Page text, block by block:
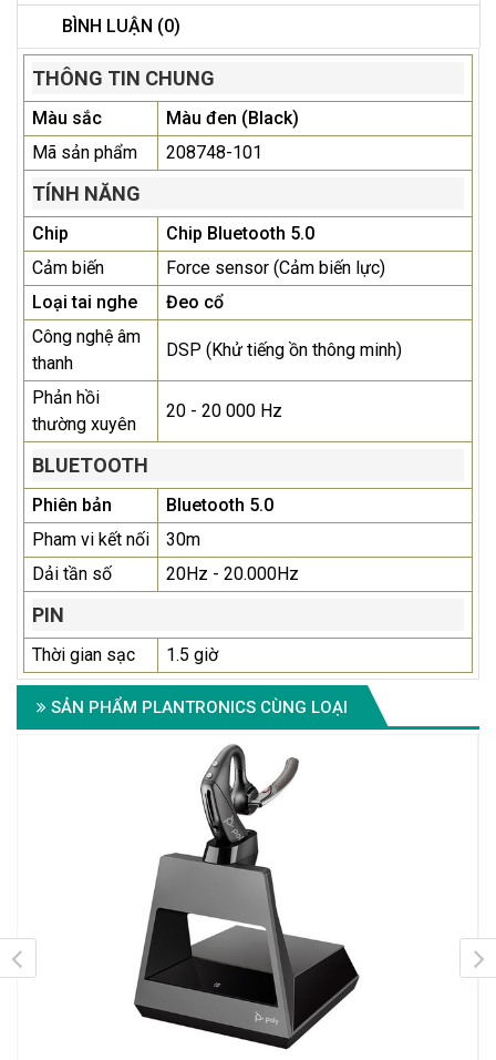
BÌNH LUẬN (0)
THÔNG TIN CHUNG
Màu sắc
Màu đen (Black)
Mã sản phẩm
208748-101
TÍNH NĂNG
Chip
Chip Bluetooth 5.0
Cảm biến
Force sensor (Cảm biến lực)
Loại tai nghe
Đeo cổ
Công nghệ âm
thanh
DSP (Khử tiếng ồn thông minh)
Phản hồi
thường xuyên
20 - 20 000 Hz
BLUETOOTH
Phiên bản
Bluetooth 5.0
Pham vi kết nối
30m
Dải tần số
20Hz - 20.000Hz
PIN
Thời gian sạc 1.5 giờ
SẢN PHẨM PLANTRONICS CÙNG LOẠI